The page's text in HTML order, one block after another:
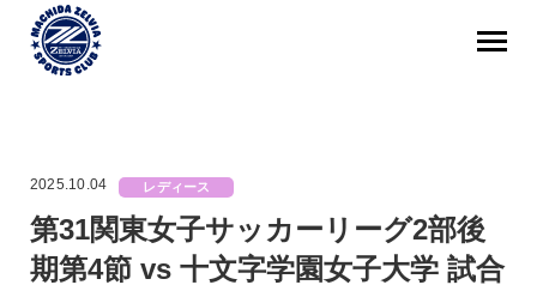
2025.10.04 レディース
第31関東女子サッカーリーグ2部後
期第4節 vs 十文字学園女子大学 試合